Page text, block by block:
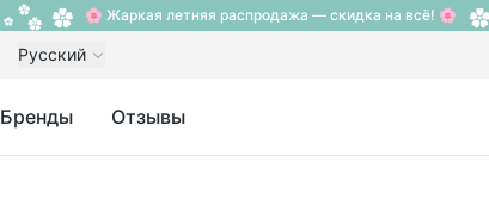
🌸 Жаркая летняя распродажа — скидка на всё! 🌸
Русский
Бренды Отзывы